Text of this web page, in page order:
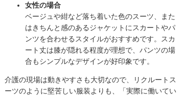
女性の場合
ベージュや紺など落ち着いた色のスーツ、また
はきちんと感のあるジャケットにスカートやパ
ンツを合わせるスタイルがおすすめです。スカ
ート丈は膝が隠れる程度が理想で、パンツの場
合もシンプルなデザインが好印象です。
介護の現場は動きやすさも大切なので、リクルートス
ーツのように堅苦しい服装よりも、「実際に働いてい